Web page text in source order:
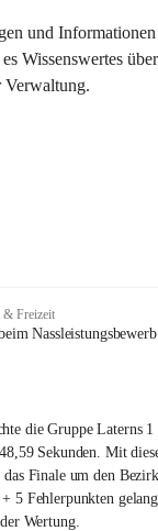
und
Verwaltung.
& Freizeit
die Gruppe Laterns
Sekunden. Mit
das Finale um den
5 Fehlerpunkten
Wertung.